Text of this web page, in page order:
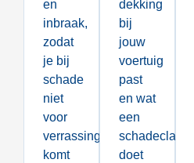
en
inbraak,
zodat
je bij
schade
niet
voor
verrassingen
komt
dekking
bij
jouw
voertuig
past
en wat
een
schadeclaim
doet